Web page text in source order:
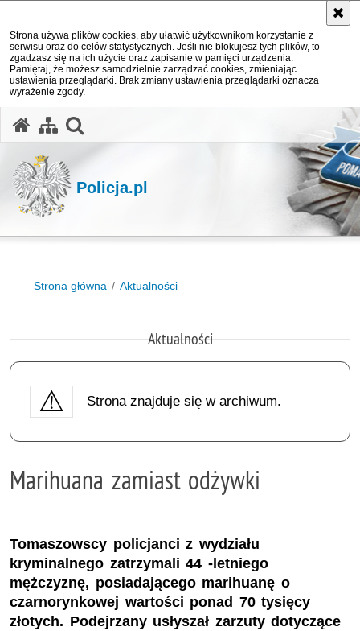
Strona używa plików cookies, aby ułatwić użytkownikom korzystanie z
serwisu oraz do celów statystycznych. Jeśli nie blokujesz tych plików, to
zgadzasz się na ich użycie oraz zapisanie w pamięci urządzenia.
Pamiętaj, że możesz samodzielnie zarządzać cookies, zmieniając
ustawienia przeglądarki. Brak zmiany ustawienia przeglądarki oznacza
wyrażenie zgody.
Policja.pl
Strona główna Aktualności
Aktualności
Strona znajduje się w archiwum.
Marihuana zamiast odżywki
Tomaszowscy policjanci z wydziału
kryminalnego zatrzymali 44 -letniego
mężczyznę, posiadającego marihuanę o
czarnorynkowej wartości ponad 70 tysięcy
złotych. Podejrzany usłyszał zarzuty dotyczące